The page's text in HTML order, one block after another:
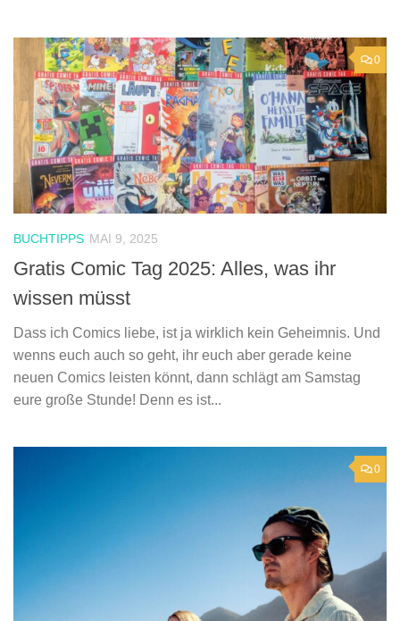
0
BUCHTIPPS MAI 9, 2025
Gratis Comic Tag 2025: Alles, was ihr
wissen müsst
Dass ich Comics liebe, ist ja wirklich kein Geheimnis. Und
wenns euch auch so geht, ihr euch aber gerade keine
neuen Comics leisten könnt, dann schlägt am Samstag
eure große Stunde! Denn es ist...
0